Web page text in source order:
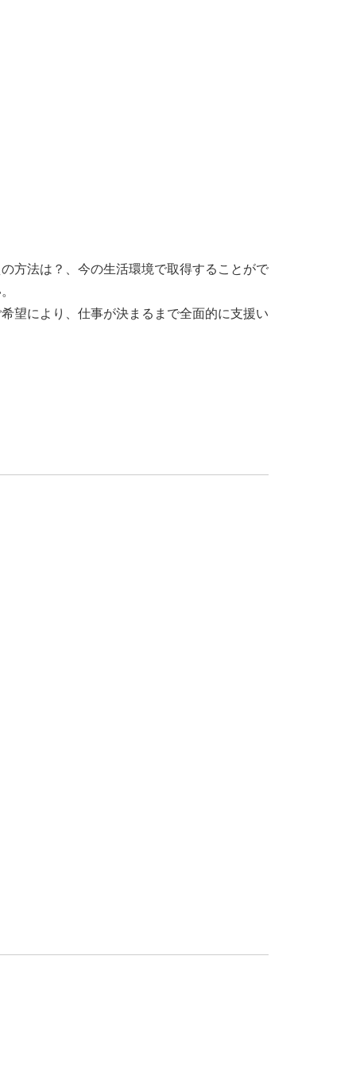
方法は？、今の生活環境で取得することがで
望により、仕事が決まるまで全面的に支援い